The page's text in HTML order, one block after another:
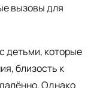
вызовы для
детьми, которые
близость к
Однако